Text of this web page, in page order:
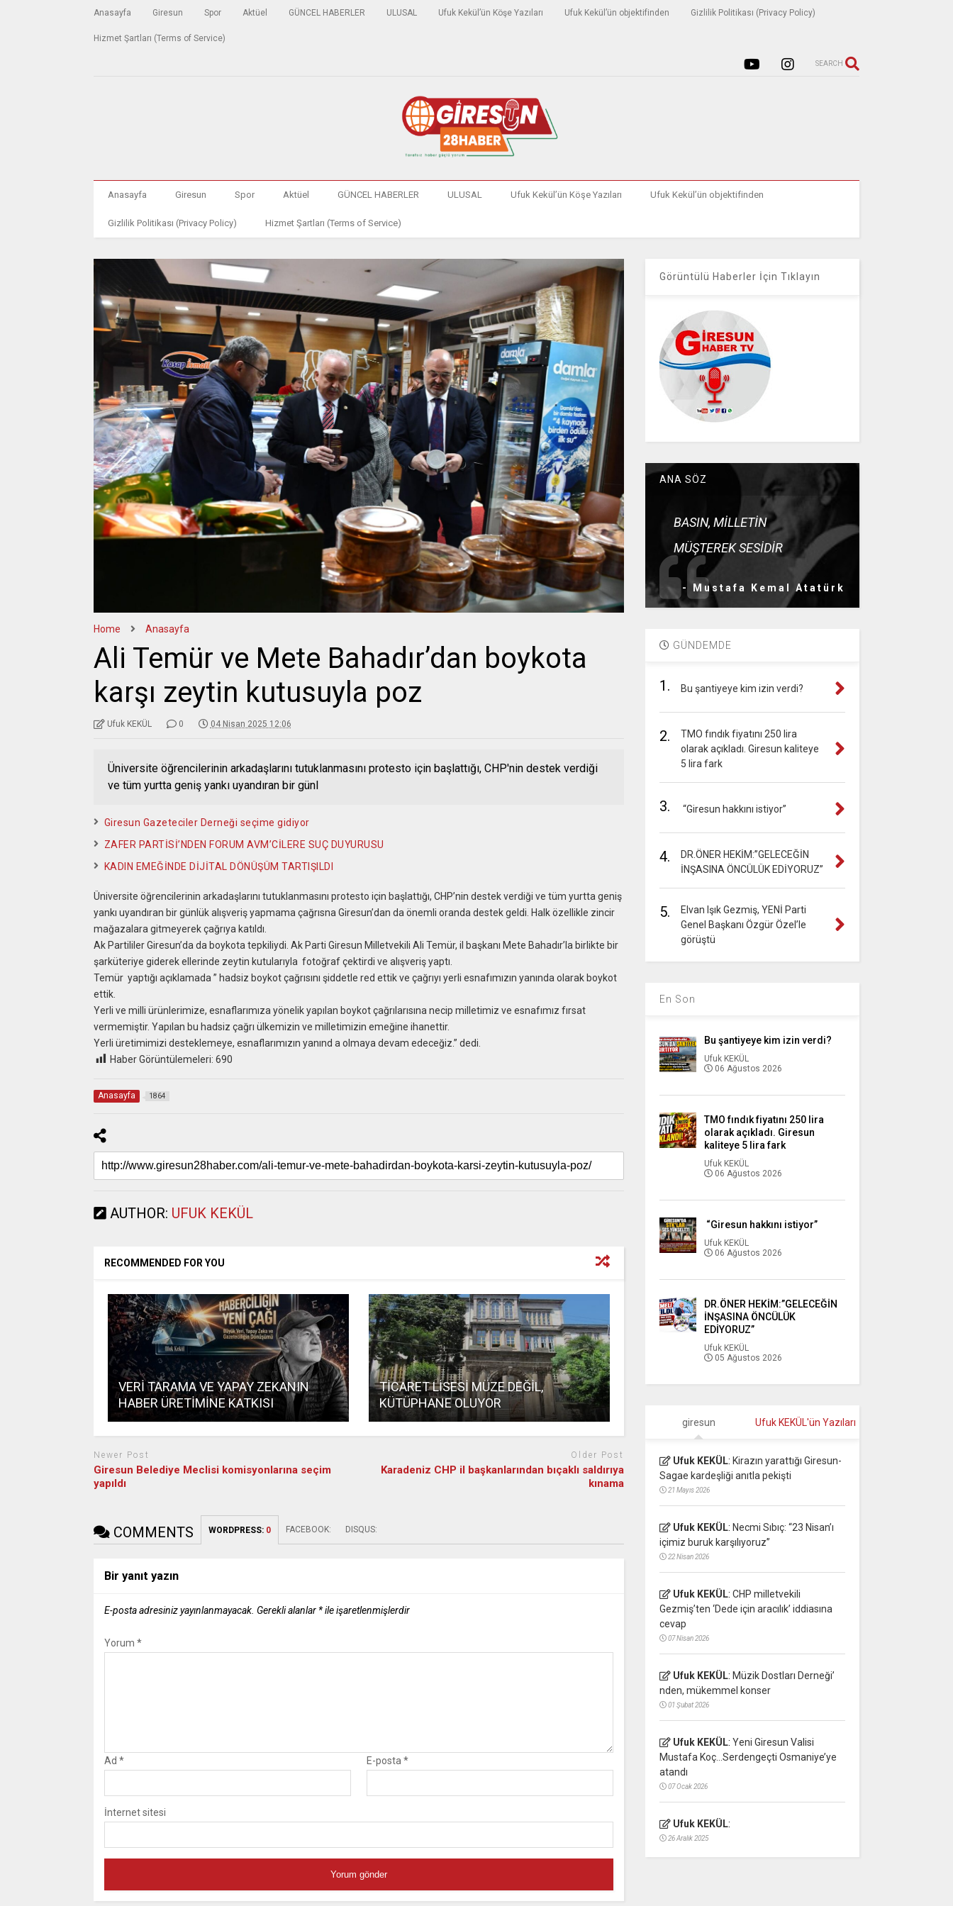
Anasayfa Giresun Spor Aktüel GÜNCEL HABERLER ULUSAL Ufuk Kekül’ün Köşe Yazıları Ufuk Kekül’ün objektifinden Gizlilik Politikası (Privacy Policy)
Hizmet Şartları (Terms of Service)
SEARCH
Anasayfa Giresun Spor Aktüel GÜNCEL HABERLER ULUSAL Ufuk Kekül’ün Köşe Yazıları Ufuk Kekül’ün objektifinden
Gizlilik Politikası (Privacy Policy) Hizmet Şartları (Terms of Service)
Home Anasayfa
Ali Temür ve Mete Bahadır’dan boykota
karşı zeytin kutusuyla poz
Ufuk KEKÜL 0 04 Nisan 2025 12:06
Üniversite öğrencilerinin arkadaşlarını tutuklanmasını protesto için başlattığı, CHP'nin destek verdiği
ve tüm yurtta geniş yankı uyandıran bir günl
Giresun Gazeteciler Derneği seçime gidiyor
ZAFER PARTİSİ’NDEN FORUM AVM’CİLERE SUÇ DUYURUSU
KADIN EMEĞİNDE DİJİTAL DÖNÜŞÜM TARTIŞILDI
Üniversite öğrencilerinin arkadaşlarını tutuklanmasını protesto için başlattığı, CHP’nin destek verdiği ve tüm yurtta geniş
yankı uyandıran bir günlük alışveriş yapmama çağrısna Giresun’dan da önemli oranda destek geldi. Halk özellikle zincir
mağazalara gitmeyerek çağrıya katıldı.
Ak Partililer Giresun’da da boykota tepkiliydi. Ak Parti Giresun Milletvekili Ali Temür, il başkanı Mete Bahadır’la birlikte bir
şarküteriye giderek ellerinde zeytin kutularıyla fotoğraf çektirdi ve alışveriş yaptı.
Temür yaptığı açıklamada ” hadsiz boykot çağrısını şiddetle red ettik ve çağrıyı yerli esnafımızın yanında olarak boykot
ettik.
Yerli ve milli ürünlerimize, esnaflarımıza yönelik yapılan boykot çağrılarısına necip milletimiz ve esnafımız fırsat
vermemiştir. Yapılan bu hadsiz çağrı ülkemizin ve milletimizin emeğine ihanettir.
Yerli üretimimizi desteklemeye, esnaflarımızın yanınd a olmaya devam edeceğiz.” dedi.
Haber Görüntülemeleri: 690
Anasayfa 1864
AUTHOR: UFUK KEKÜL
RECOMMENDED FOR YOU
VERİ TARAMA VE YAPAY ZEKANIN
HABER ÜRETİMİNE KATKISI
TİCARET LİSESİ MÜZE DEĞİL,
KÜTÜPHANE OLUYOR
Newer Post
Giresun Belediye Meclisi komisyonlarına seçim
yapıldı
Older Post
Karadeniz CHP il başkanlarından bıçaklı saldırıya
kınama
COMMENTS WORDPRESS: 0 FACEBOOK: DISQUS:
Bir yanıt yazın
E-posta adresiniz yayınlanmayacak. Gerekli alanlar *ile işaretlenmişlerdir
Yorum *
Ad * E-posta *
İnternet sitesi
Görüntülü Haberler İçin Tıklayın
ANA SÖZ
BASIN, MİLLETİN
MÜŞTEREK SESİDİR
- Mustafa Kemal Atatürk
GÜNDEMDE
1. Bu şantiyeye kim izin verdi?
2.
TMO fındık fiyatını 250 lira
olarak açıkladı. Giresun kaliteye
5 lira fark
3. “Giresun hakkını istiyor”
4.
DR.ÖNER HEKİM:”GELECEĞİN
İNŞASINA ÖNCÜLÜK EDİYORUZ”
5.
Elvan Işık Gezmiş, YENİ Parti
Genel Başkanı Özgür Özel’le
görüştü
En Son
Bu şantiyeye kim izin verdi?
Ufuk KEKÜL
06 Ağustos 2026
TMO fındık fiyatını 250 lira
olarak açıkladı. Giresun
kaliteye 5 lira fark
Ufuk KEKÜL
06 Ağustos 2026
“Giresun hakkını istiyor”
Ufuk KEKÜL
06 Ağustos 2026
DR.ÖNER HEKİM:”GELECEĞİN
İNŞASINA ÖNCÜLÜK
EDİYORUZ”
Ufuk KEKÜL
05 Ağustos 2026
giresun Ufuk KEKÜL'ün Yazıları
Ufuk KEKÜL: Kirazın yarattığı Giresun-
Sagae kardeşliği anıtla pekişti
21 Mayıs 2026
Ufuk KEKÜL: Necmi Sıbıç: “23 Nisan’ı
içimiz buruk karşılıyoruz”
22 Nisan 2026
Ufuk KEKÜL: CHP milletvekili
Gezmiş’ten ‘Dede için aracılık’ iddiasına
cevap
07 Nisan 2026
Ufuk KEKÜL: Müzik Dostları Derneği’
nden, mükemmel konser
01 Şubat 2026
Ufuk KEKÜL: Yeni Giresun Valisi
Mustafa Koç…Serdengeçti Osmaniye’ye
atandı
07 Ocak 2026
Ufuk KEKÜL:
26 Aralık 2025